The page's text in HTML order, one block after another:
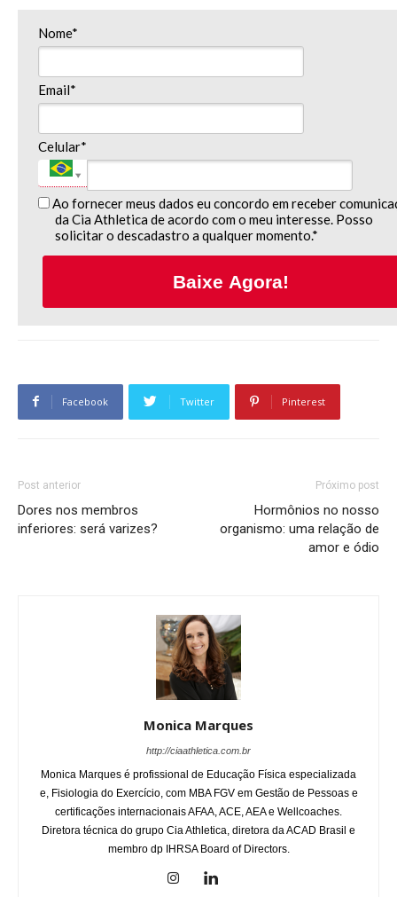
Nome*
Email*
Celular*
Ao fornecer meus dados eu concordo em receber
da Cia Athletica de acordo com o meu interesse. Posso
solicitar o descadastro a qualquer momento.*
Baixe Agora!
Facebook Twitter Pinterest
Post anterior
Dores nos membros
inferiores: será varizes?
Próximo post
Hormônios no nosso
organismo: uma relação de
amor e ódio
Monica Marques
http://ciaathletica.com.br
Monica Marques é profissional de Educação Física especializada
e, Fisiologia do Exercício, com MBA FGV em Gestão de Pessoas e
certificações internacionais AFAA, ACE, AEA e Wellcoaches.
Diretora técnica do grupo Cia Athletica, diretora da ACAD Brasil e
membro dp IHRSA Board of Directors.